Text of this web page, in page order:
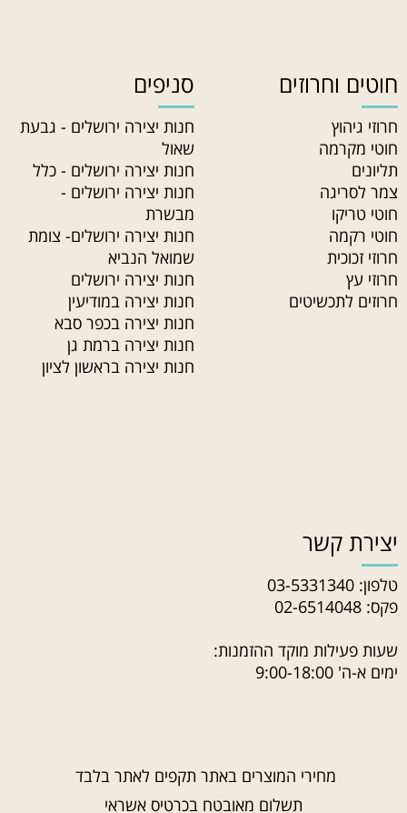
חוטים וחרוזים
חרוזי גיהוץ
חוטי מקרמה
תליונים
צמר לסריגה
חוטי טריקו
חוטי רקמה
חרוזי זכוכית
חרוזי עץ
חרוזים לתכשיטים
סניפים
חנות יצירה ירושלים - גבעת
שאול
חנות יצירה ירושלים - כלל
חנות יצירה ירושלים -
מבשרת
חנות יצירה ירושלים- צומת
שמואל הנביא
חנות יצירה ירושלים
חנות יצירה במודיעין
חנות יצירה בכפר סבא
חנות יצירה ברמת גן
חנות יצירה בראשון לציון
יצירת קשר
טלפון: 03-5331340
פקס: 02-6514048
שעות פעילות מוקד ההזמנות:
ימים א-ה' 9:00-18:00
מחירי המוצרים באתר תקפים לאתר בלבד
תשלום מאובטח בכרטיס אשראי